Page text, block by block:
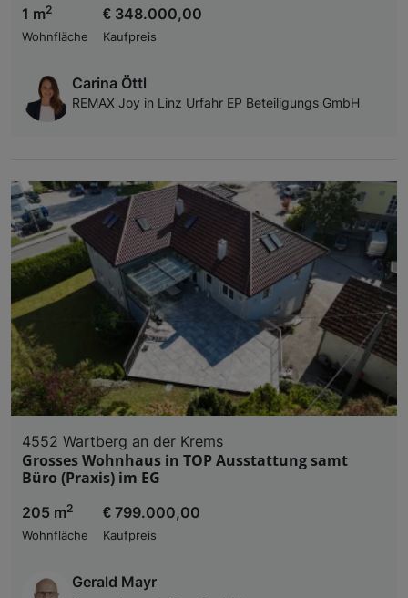
1 m2
Wohnfläche
€ 348.000,00
Kaufpreis
Carina Öttl
REMAX Joy in Linz Urfahr EP Beteiligungs GmbH
4552 Wartberg an der Krems
Grosses Wohnhaus in TOP Ausstattung samt
Büro (Praxis) im EG
205 m2
Wohnfläche
€ 799.000,00
Kaufpreis
Gerald Mayr